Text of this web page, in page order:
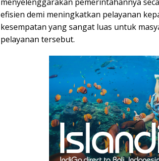
efisien demi meningkatkan pelayanan
kesempatan yang sangat luas untuk
pelayanan tersebut.